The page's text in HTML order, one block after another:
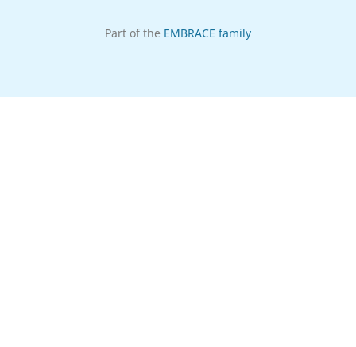
Part of the EMBRACE family